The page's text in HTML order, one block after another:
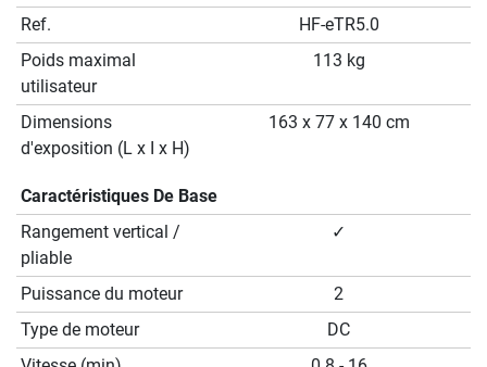
Ref.
HF-eTR5.0
Poids maximal
utilisateur
113 kg
Dimensions
d'exposition (L x I x H)
163 x 77 x 140 cm
Caractéristiques De Base
Rangement vertical /
pliable
✓
Puissance du moteur
2
Type de moteur
DC